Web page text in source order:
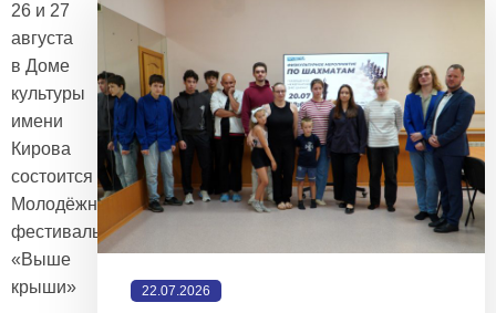
26 и 27
августа
в Доме
культуры
имени
Кирова
состоится
Молодёжный
фестиваль
«Выше
крыши»
22.07.2026